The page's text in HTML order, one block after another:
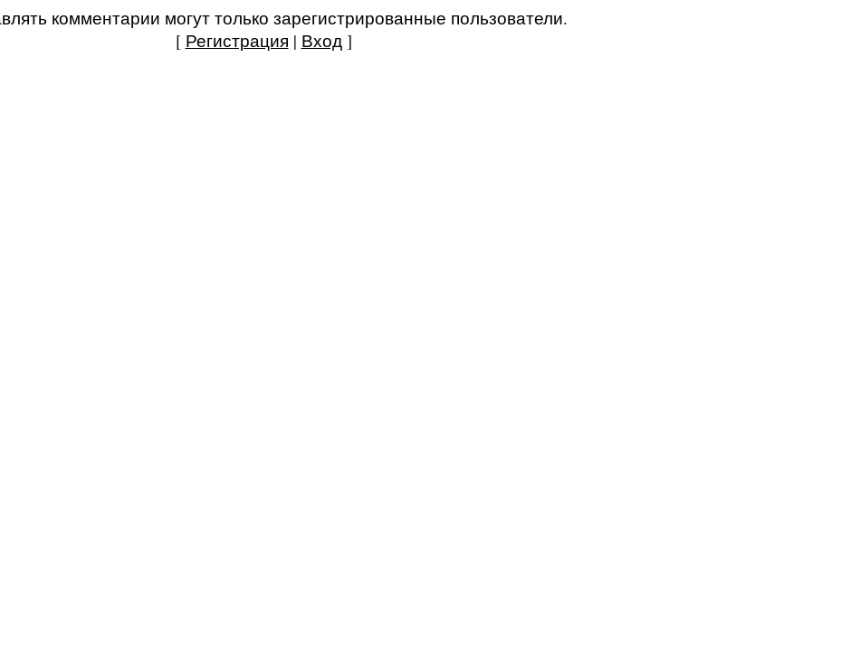
комментарии могут только зарегистрированные пользователи.
[ Регистрация | Вход]